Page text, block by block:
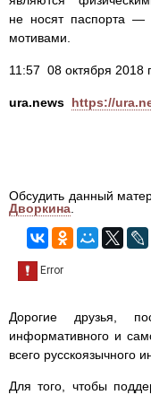
не носят паспорта —
мотивами.
11:57 08 октября 2018
ura.news https://
Обсудить данный
Дворкина.
Дорогие друзья,
информативного и
всего русскоязычного
Для того, чтобы